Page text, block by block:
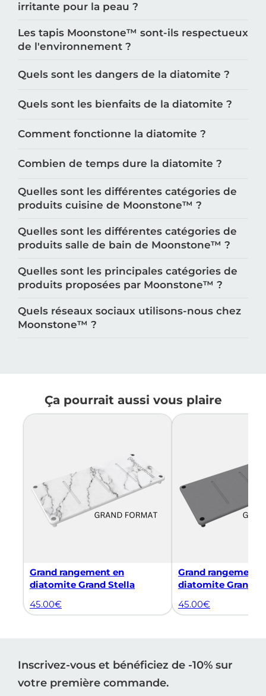
irritante pour la peau ?
Les tapis Moonstone™️ sont-ils respectueux
de l'environnement ?
Quels sont les dangers de la diatomite ?
Quels sont les bienfaits de la diatomite ?
Comment fonctionne la diatomite ?
Combien de temps dure la diatomite ?
Quelles sont les différentes catégories de
produits cuisine de Moonstone™️ ?
Quelles sont les différentes catégories de
produits salle de bain de Moonstone™️ ?
Quelles sont les principales catégories de
produits proposées par Moonstone™️ ?
Quels réseaux sociaux utilisons-nous chez
Moonstone™️ ?
Ça pourrait aussi vous plaire
Grand rangement en
diatomite Grand Stella
45.00€
Grand rangement
diatomite Grand
45.00€
Inscrivez-vous et bénéficiez de -10% sur
votre première commande.